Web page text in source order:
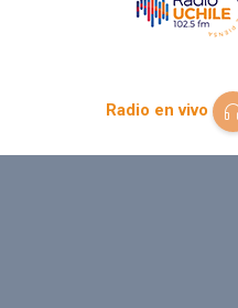
Radio en vivo